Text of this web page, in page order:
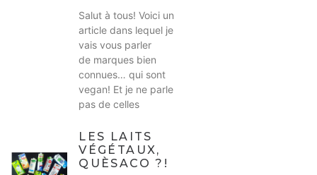
Salut à tous! Voici un
article dans lequel je
vais vous parler
de marques bien
connues… qui sont
vegan! Et je ne parle
pas de celles
LES LAITS
VÉGÉTAUX,
QUÈSACO ?!